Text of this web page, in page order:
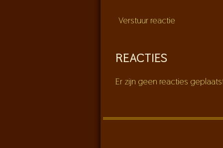
Verstuur reactie
REACTIES
Er zijn geen reacties